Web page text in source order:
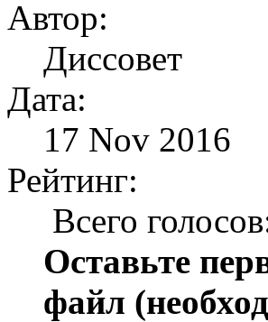
Автор:
Диссовет
Дата:
17 Nov 2016
Рейтинг:
Всего
Оставьте
файл